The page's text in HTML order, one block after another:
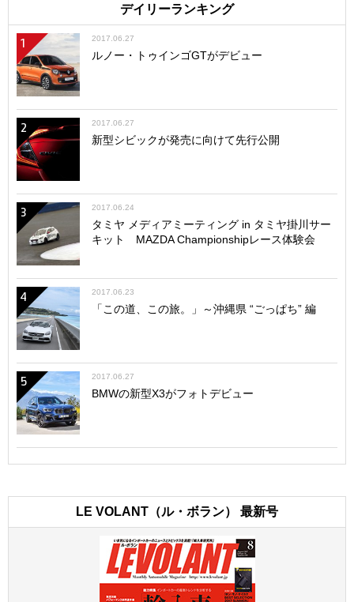
デイリーランキング
1 2017.06.27
ルノー・トゥインゴGTがデビュー
2 2017.06.27
新型シビックが発売に向けて先行公開
3 2017.06.24
タミヤ メディアミーティング in タミヤ掛川サー
キット MAZDA Championshipレース体験会
4 2017.06.23
「この道、この旅。」～沖縄県 “ごっぱち” 編
5 2017.06.27
BMWの新型X3がフォトデビュー
LE VOLANT（ル・ボラン） 最新号